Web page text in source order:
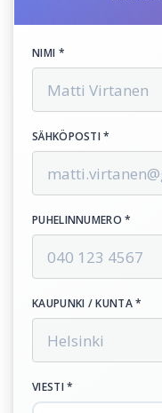
NIMI *
SÄHKÖPOSTI *
PUHELINNUMERO *
KAUPUNKI / KUNTA *
VIESTI *